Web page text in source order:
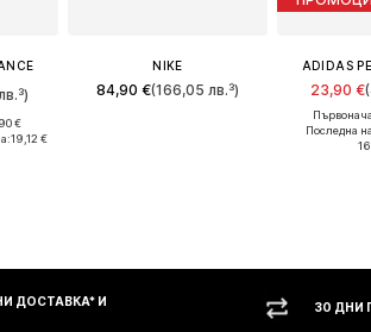
€
19,12 €
NIKE
84,90 €(166,05 лв.³)
ADIDAS
23,90 €
Последна
30 ДНИ ПРАВО НА ВРЪЩАНЕ